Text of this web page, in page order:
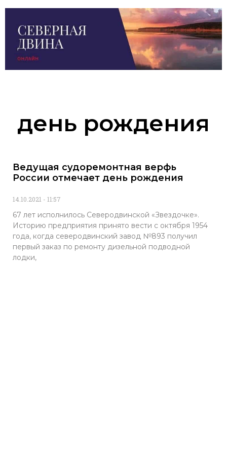
день рождения
Ведущая судоремонтная верфь
России отмечает день рождения
14.10.2021 11:57
67 лет исполнилось Северодвинской «Звездочке».
Историю предприятия принято вести с октября 1954
года, когда северодвинский завод №893 получил
первый заказ по ремонту дизельной подводной
лодки,